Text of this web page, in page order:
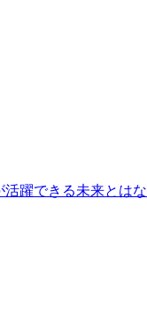
躍できる未来とはな